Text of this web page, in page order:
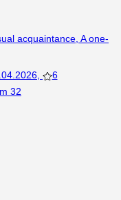
acquaintance A one-
6
32